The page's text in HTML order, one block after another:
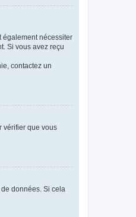
également nécessiter
Si vous avez reçu
contactez un
vérifier que vous
données. Si cela